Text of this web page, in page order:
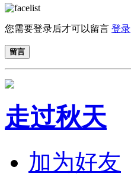
您需要登录后才可以留言 登录
留言
走过秋天
加为好友